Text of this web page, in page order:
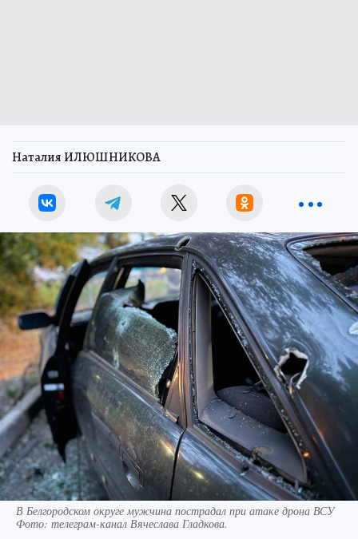
Наталия ИЛЮШНИКОВА
В Белгородском округе мужчина пострадал при атаке дрона ВСУ
Фото: телеграм-канал Вячеслава Гладкова.